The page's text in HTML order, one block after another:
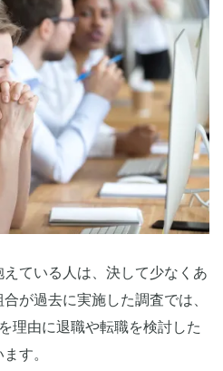
い人がいる
強い
ない
いる
るメリット
安心して働ける
揮でき、生産性が向上する
め、離職率が低下する
】”思考のクセ”を改善する
動】見方を変える
ケアに取り組む
ている人は、決して少なくあ
が過去に実施した調査では、
理由に退職や転職を検討した
す。